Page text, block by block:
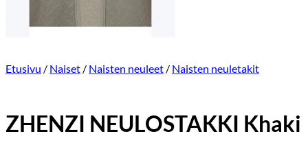
Etusivu / Naiset / Naisten neuleet / Naisten neuletakit
ZHENZI NEULOSTAKKI Khaki